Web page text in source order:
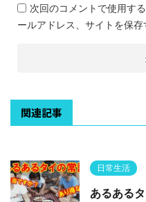
次回のコメントで使用す
ールアドレス、サイトを保存
関連記事
日常生活
あるある